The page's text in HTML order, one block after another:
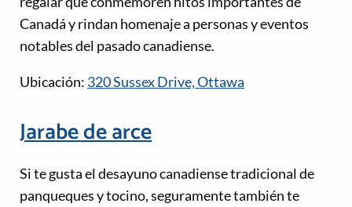
Canadá y rindan homenaje a personas y eventos
notables del pasado canadiense.
Ubicación: 320 Sussex Drive, Ottawa
Jarabe de arce
Si te gusta el desayuno canadiense tradicional de
panqueques y tocino, seguramente también te